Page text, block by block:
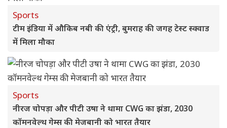
Sports
टीम इंडिया में औकिब नबी की एंट्री, बुमराह की जगह टेस्ट स्क्वाड
में मिला मौका
Sports
नीरज चोपड़ा और पीटी उषा ने थामा CWG का झंडा, 2030
कॉमनवेल्थ गेम्स की मेजबानी को भारत तैयार